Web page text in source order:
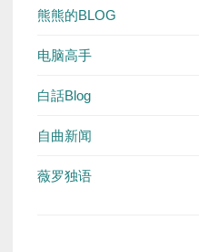
熊熊的BLOG
电脑高手
白話Blog
自曲新闻
薇罗独语